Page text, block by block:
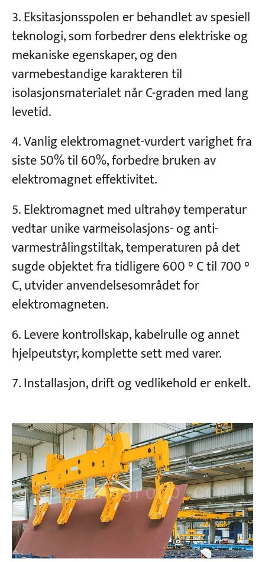
Eksitasjonsspolen er behandlet av spesiell
teknologi, som forbedrer dens elektriske og
mekaniske egenskaper, og den
varmebestandige karakteren til
isolasjonsmaterialet når C-graden med lang
levetid.
Vanlig elektromagnet-vurdert varighet fra
siste 50% til 60%, forbedre bruken av
elektromagnet effektivitet.
Elektromagnet med ultrahøy temperatur
vedtar unike varmeisolasjons- og anti-
varmestrålingstiltak, temperaturen på det
sugde objektet fra tidligere 600 ° C til 700 °
C, utvider anvendelsesområdet for
elektromagneten.
Levere kontrollskap, kabelrulle og annet
hjelpeutstyr, komplette sett med varer.
Installasjon, drift og vedlikehold er enkelt.